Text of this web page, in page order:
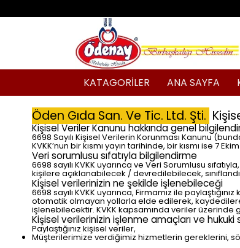
KATAGORİLER ANA SAYFA
Öden Gıda San. Ve Tic. Ltd. Şti.
Kişisel Veriler Kanunu hakkında genel
6698 Sayılı Kişisel Verilerin Korunması Kanunu
KVKK’nun bir kısmı yayın tarihinde, bir kısmı ise 7
Veri sorumlusu sıfatıyla bilgilendirme
6698 sayılı KVKK uyarınca ve Veri Sorumlusu
kişilere açıklanabilecek / devredilebilecek,
Kişisel verilerinizin ne şekilde işlenebileceği
6698 sayılı KVKK uyarınca, Firmamız ile
otomatik olmayan yollarla elde edilerek,
işlenebilecektir. KVKK kapsamında veriler
Kişisel verilerinizin işlenme amaçları ve hukuki
Paylaştığınız kişisel veriler,
Müşterilerimize verdiğimiz hizmetlerin gereklerini,